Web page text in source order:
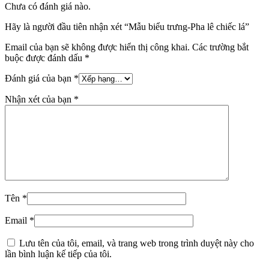
Chưa có đánh giá nào.
Hãy là người đầu tiên nhận xét “Mẫu biểu trưng-Pha lê chiếc lá”
Email của bạn sẽ không được hiển thị công khai. Các trường bắt
buộc được đánh dấu *
Đánh giá của bạn *
Nhận xét của bạn *
Tên *
Email *
Lưu tên của tôi, email, và trang web trong trình duyệt này cho
lần bình luận kế tiếp của tôi.